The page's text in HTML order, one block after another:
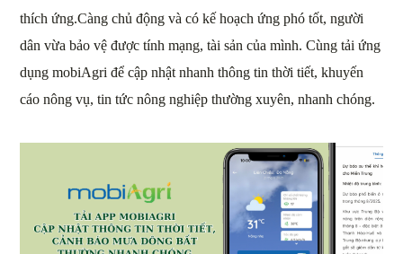
thích ứng.Càng chủ động và có kế hoạch ứng phó tốt, người
dân vừa bảo vệ được tính mạng, tài sản của mình. Cùng tải ứng
dụng mobiAgri để cập nhật nhanh thông tin thời tiết, khuyến
cáo nông vụ, tin tức nông nghiệp thường xuyên, nhanh chóng.